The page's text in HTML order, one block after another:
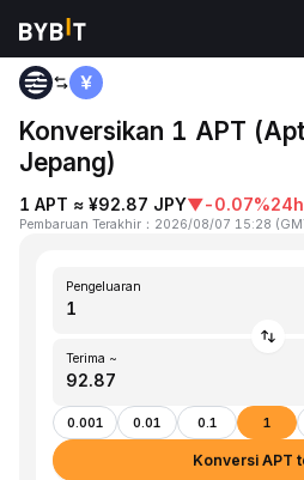
Beranda
Konversikan 1 APT
Jepang)
1 APT ≈ ¥92.87 JPY▼-0.07%24h
Pembaruan Terakhir ： 2026/08/07 15:28 (
Pengeluaran
Terima ~
0.001 0.01 0.1 1
Konversi APT